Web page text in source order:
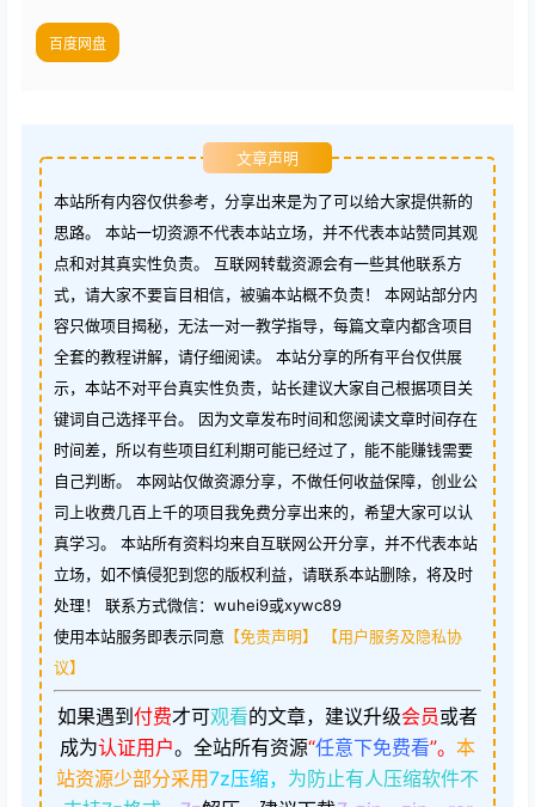
百度网盘
文章声明
本站所有内容仅供参考，分享出来是为了可以给大家提供新的
思路。 本站一切资源不代表本站立场，并不代表本站赞同其观
点和对其真实性负责。 互联网转载资源会有一些其他联系方
式，请大家不要盲目相信，被骗本站概不负责！ 本网站部分内
容只做项目揭秘，无法一对一教学指导，每篇文章内都含项目
全套的教程讲解，请仔细阅读。 本站分享的所有平台仅供展
示，本站不对平台真实性负责，站长建议大家自己根据项目关
键词自己选择平台。 因为文章发布时间和您阅读文章时间存在
时间差，所以有些项目红利期可能已经过了，能不能赚钱需要
自己判断。 本网站仅做资源分享，不做任何收益保障，创业公
司上收费几百上千的项目我免费分享出来的，希望大家可以认
真学习。 本站所有资料均来自互联网公开分享，并不代表本站
立场，如不慎侵犯到您的版权利益，请联系本站删除，将及时
处理！ 联系方式微信：wuhei9或xywc89
使用本站服务即表示同意 【免责声明】
【用户服务及隐私协
议】
如果遇到付费才可观看的文章，建议升级会员或者
成为认证用户。 全站所有资源“任意下免费看”。 本
站资源少部分采用7z压缩， 为防止有人压缩软件不